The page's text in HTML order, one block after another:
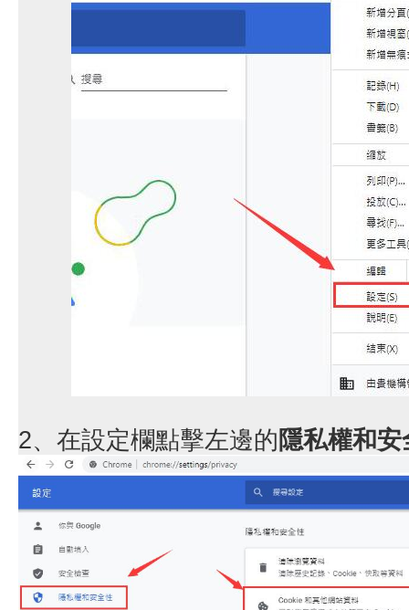
2、在設定欄點擊左邊的 隱私權和安